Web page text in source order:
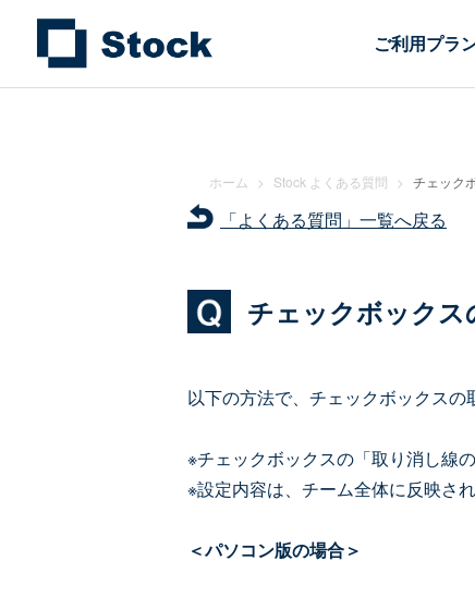
ご利用プラ
ホーム > Stock よくある質問 > チェック
「よくある質問」一覧へ戻る
チェックボックス
以下の方法で、チェックボックスの
※チェックボックスの「取り消し線
※設定内容は、チーム全体に反映され
＜パソコン版の場合＞